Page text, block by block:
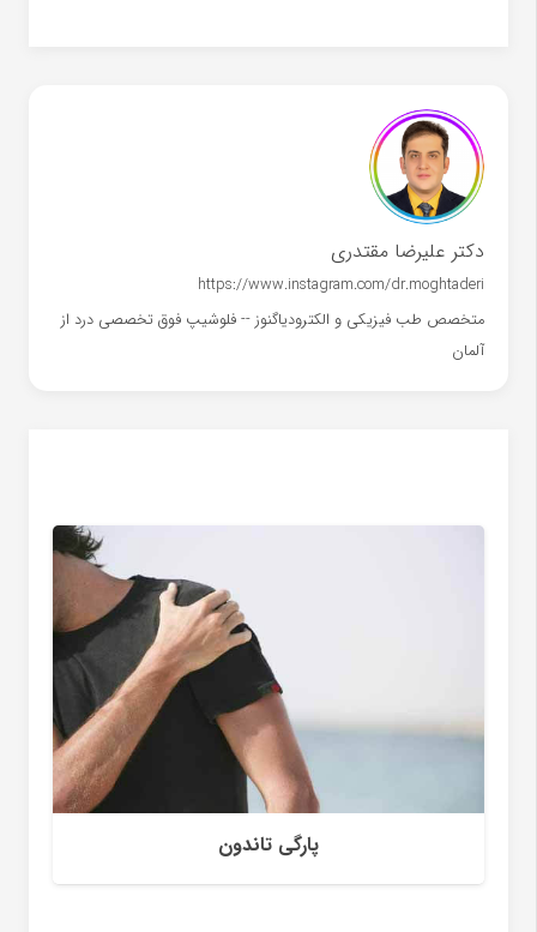
دکتر علیرضا مقتدری
https://www.instagram.com/dr.moghtaderi
متخصص طب فیزیکی و الکترودیاگنوز -- فلوشیپ فوق تخصصی درد از
آلمان
پارگی تاندون